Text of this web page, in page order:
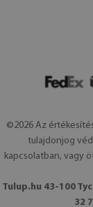
©2026 Az
tulajdonjog
kapcsolatban, vagy
Tulup.hu 43-100
32